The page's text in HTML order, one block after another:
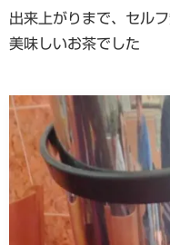
出来上がりまで、セル
美味しいお茶でした